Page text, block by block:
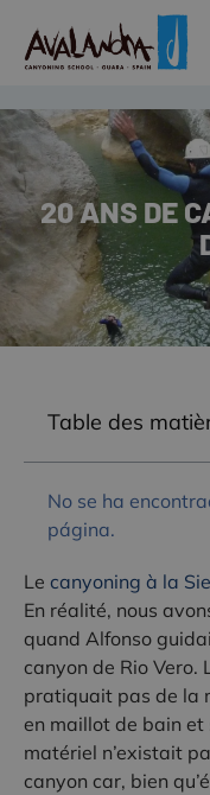
20 ANS DE
Table des
No se ha
página.
Le canyoning à la
En réalité, nous
quand Alfonso
canyon de Rio Vero.
pratiquait pas de la
en maillot de bain
matériel n’existait
canyon car, bien